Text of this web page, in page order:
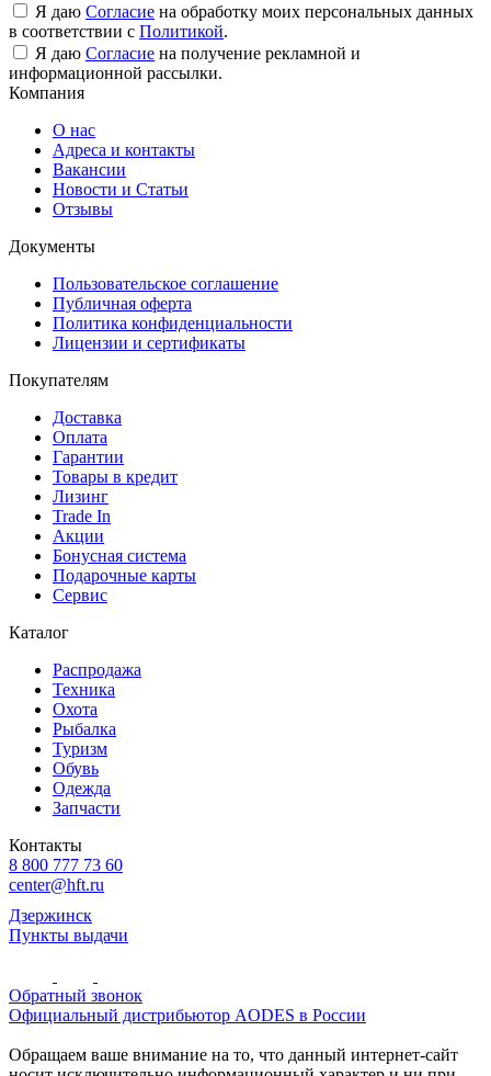
Я даю Согласие на обработку моих персональных данных
в соответствии с Политикой.
Я даю Согласие на получение рекламной и
информационной рассылки.
Компания
О нас
Адреса и контакты
Вакансии
Новости и Статьи
Отзывы
Документы
Пользовательское соглашение
Публичная оферта
Политика конфиденциальности
Лицензии и сертификаты
Покупателям
Доставка
Оплата
Гарантии
Товары в кредит
Лизинг
Trade In
Акции
Бонусная система
Подарочные карты
Сервис
Каталог
Распродажа
Техника
Охота
Рыбалка
Туризм
Обувь
Одежда
Запчасти
Контакты
8 800 777 73 60
center@hft.ru
Дзержинск
Пункты выдачи
Обратный звонок
Официальный дистрибьютор AODES в России
Обращаем ваше внимание на то, что данный интернет-сайт